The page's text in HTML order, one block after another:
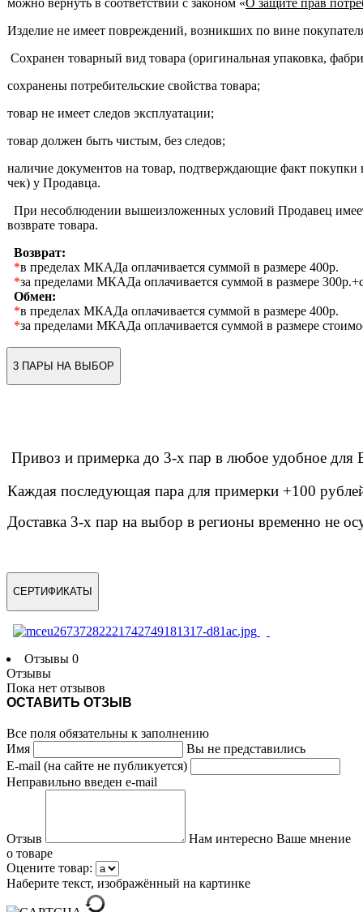
Изделие не имеет повреждений, возникших по вине
Сохранен товарный вид товара (оригинальная упаковка,
сохранены потребительские свойства товара;
товар не имеет следов эксплуатации;
товар должен быть чистым, без следов;
наличие документов на товар, подтверждающие факт покупки
чек) у Продавца.
При несоблюдении вышеизложенных условий Продавец
возврате товара.
Возврат:
*в пределах МКАДа оплачивается суммой в размере 400р.
*за пределами МКАДа оплачивается суммой в размере
Обмен:
*в пределах МКАДа оплачивается суммой в размере 400р.
*за пределами МКАДа оплачивается суммой в размере
3 ПАРЫ НА ВЫБОР
Привоз и примерка до 3-х пар в любое удобное
Каждая последующая пара для примерки +100
Доставка 3-х пар на выбор в регионы временно не
СЕРТИФИКАТЫ
Отзывы 0
Отзывы
Пока нет отзывов
ОСТАВИТЬ ОТЗЫВ
Все поля обязательны к заполнению
Имя
Вы не представились
E-mail (на сайте не публикуется)
Неправильно введен e-mail
Отзыв
Нам интересно Ваше мнение
о товаре
Оцените товар:
Наберите текст, изображённый на картинке